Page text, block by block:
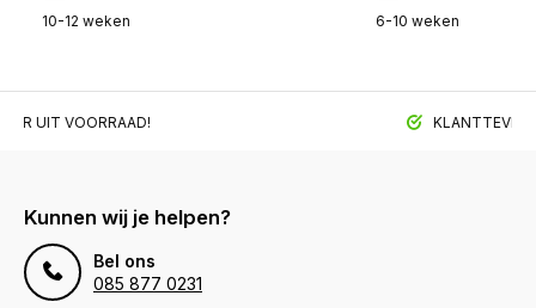
10-12 weken 6-10 weken
UIT VOORRAAD!
Kunnen wij je helpen?
Bel ons
085 877 0231